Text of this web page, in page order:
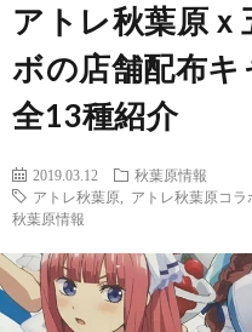
アトレ秋葉原ｘ
ボの店舗配布
全13種紹介
2019.03.12
秋葉原情報
アトレ秋葉原
アトレ秋葉原コラ
秋葉原情報